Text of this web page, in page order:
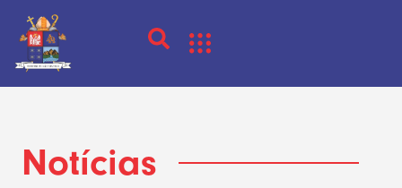
Notícias